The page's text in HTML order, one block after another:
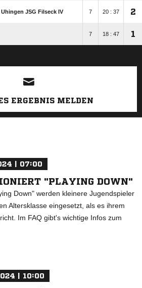
JSG Filseck IV 7 20 : 37 2
7 18 : 47 1
ANZEIGE
ERGEBNIS MELDEN
| 07:00
"PLAYING DOWN"
Down" werden kleinere Jugendspieler
Altersklasse eingesetzt, als es ihrem
Im FAQ gibt's wichtige Infos zum
| 10:00